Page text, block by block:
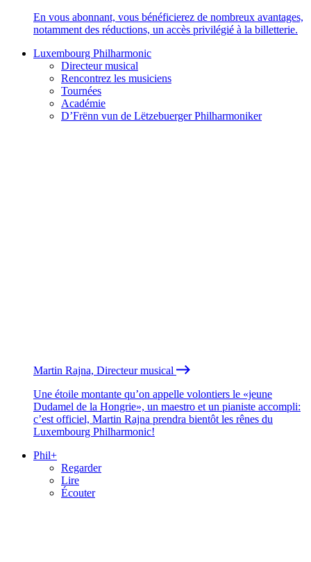
En vous abonnant, vous bénéficierez de nombreux avantages,
notamment des réductions, un accès privilégié à la billetterie.
Luxembourg Philharmonic
Directeur musical
Rencontrez les musiciens
Tournées
Académie
D’Frënn vun de Lëtzebuerger Philharmoniker
Martin Rajna, Directeur musical
Une étoile montante qu’on appelle volontiers le «jeune
Dudamel de la Hongrie», un maestro et un pianiste accompli:
c’est officiel, Martin Rajna prendra bientôt les rênes du
Luxembourg Philharmonic!
Phil+
Regarder
Lire
Écouter